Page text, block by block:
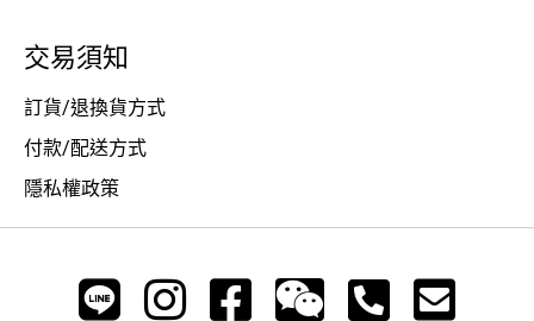
交易須知
訂貨/退換貨方式
付款/配送方式
隱私權政策